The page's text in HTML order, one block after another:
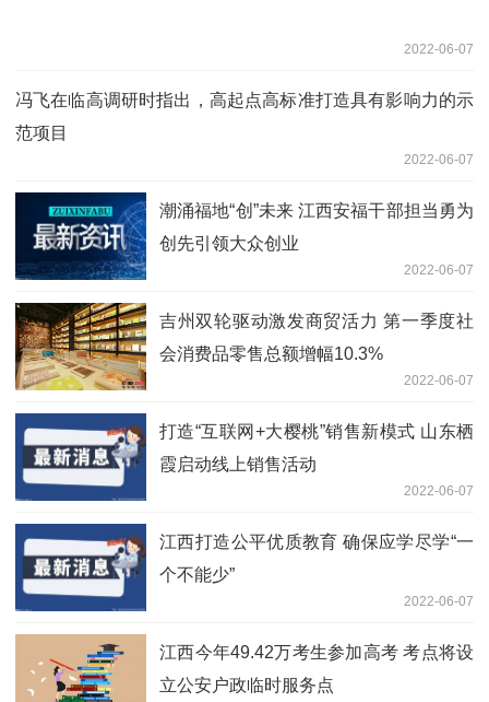
2022-06-07
冯飞在临高调研时指出，高起点高标准打造具有影响力的示
范项目
2022-06-07
潮涌福地“创”未来 江西安福干部担当勇为
创先引领大众创业
2022-06-07
吉州双轮驱动激发商贸活力 第一季度社
会消费品零售总额增幅10.3%
2022-06-07
打造“互联网+大樱桃”销售新模式 山东栖
霞启动线上销售活动
2022-06-07
江西打造公平优质教育 确保应学尽学“一
个不能少”
2022-06-07
江西今年49.42万考生参加高考 考点将设
立公安户政临时服务点